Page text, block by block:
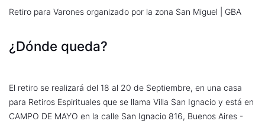
Retiro para Varones organizado por la zona San Miguel | GBA
¿Dónde queda?
El retiro se realizará del 18 al 20 de Septiembre, en una casa
para Retiros Espirituales que se llama Villa San Ignacio y está en
CAMPO DE MAYO en la calle San Ignacio 816, Buenos Aires -